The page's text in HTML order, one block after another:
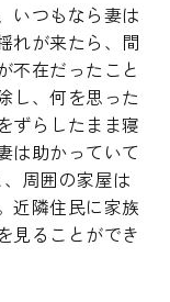
いつもなら妻は
れが来たら、間
不在だったこと
し、何を思った
ずらしたまま寝
は助かっていて
周囲の家屋は
近隣住民に家族
見ることができ